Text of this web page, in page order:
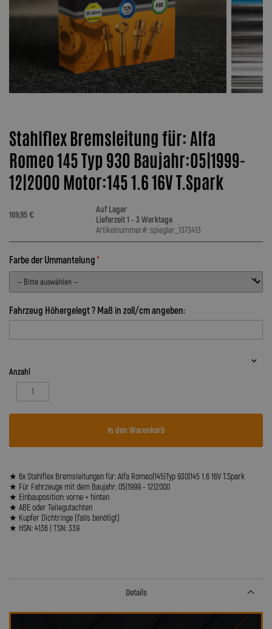
Stahlflex Bremsleitung für: Alfa
Romeo 145 Typ 930 Baujahr:05|1999-
12|2000 Motor:145 1.6 16V T.Spark
169,95 €
Auf Lager
Lieferzeit 1 - 3 Werktage
Artikelnummer#: spiegler_1373413
Farbe der Ummantelung
Fahrzeug Höhergelegt ? Maß in zoll/cm angeben:
Anzahl
In den Warenkorb
★ 6x Stahlflex Bremsleitungen für: Alfa Romeo|145|Typ 930|145 1.6 16V T.Spark
★ Für Fahrzeuge mit dem Baujahr: 05|1999 - 12|2000
★ Einbauposition: vorne + hinten
★ ABE oder Teilegutachten
★ Kupfer Dichtringe (falls benötigt)
★ HSN: 4136 | TSN: 339
Details